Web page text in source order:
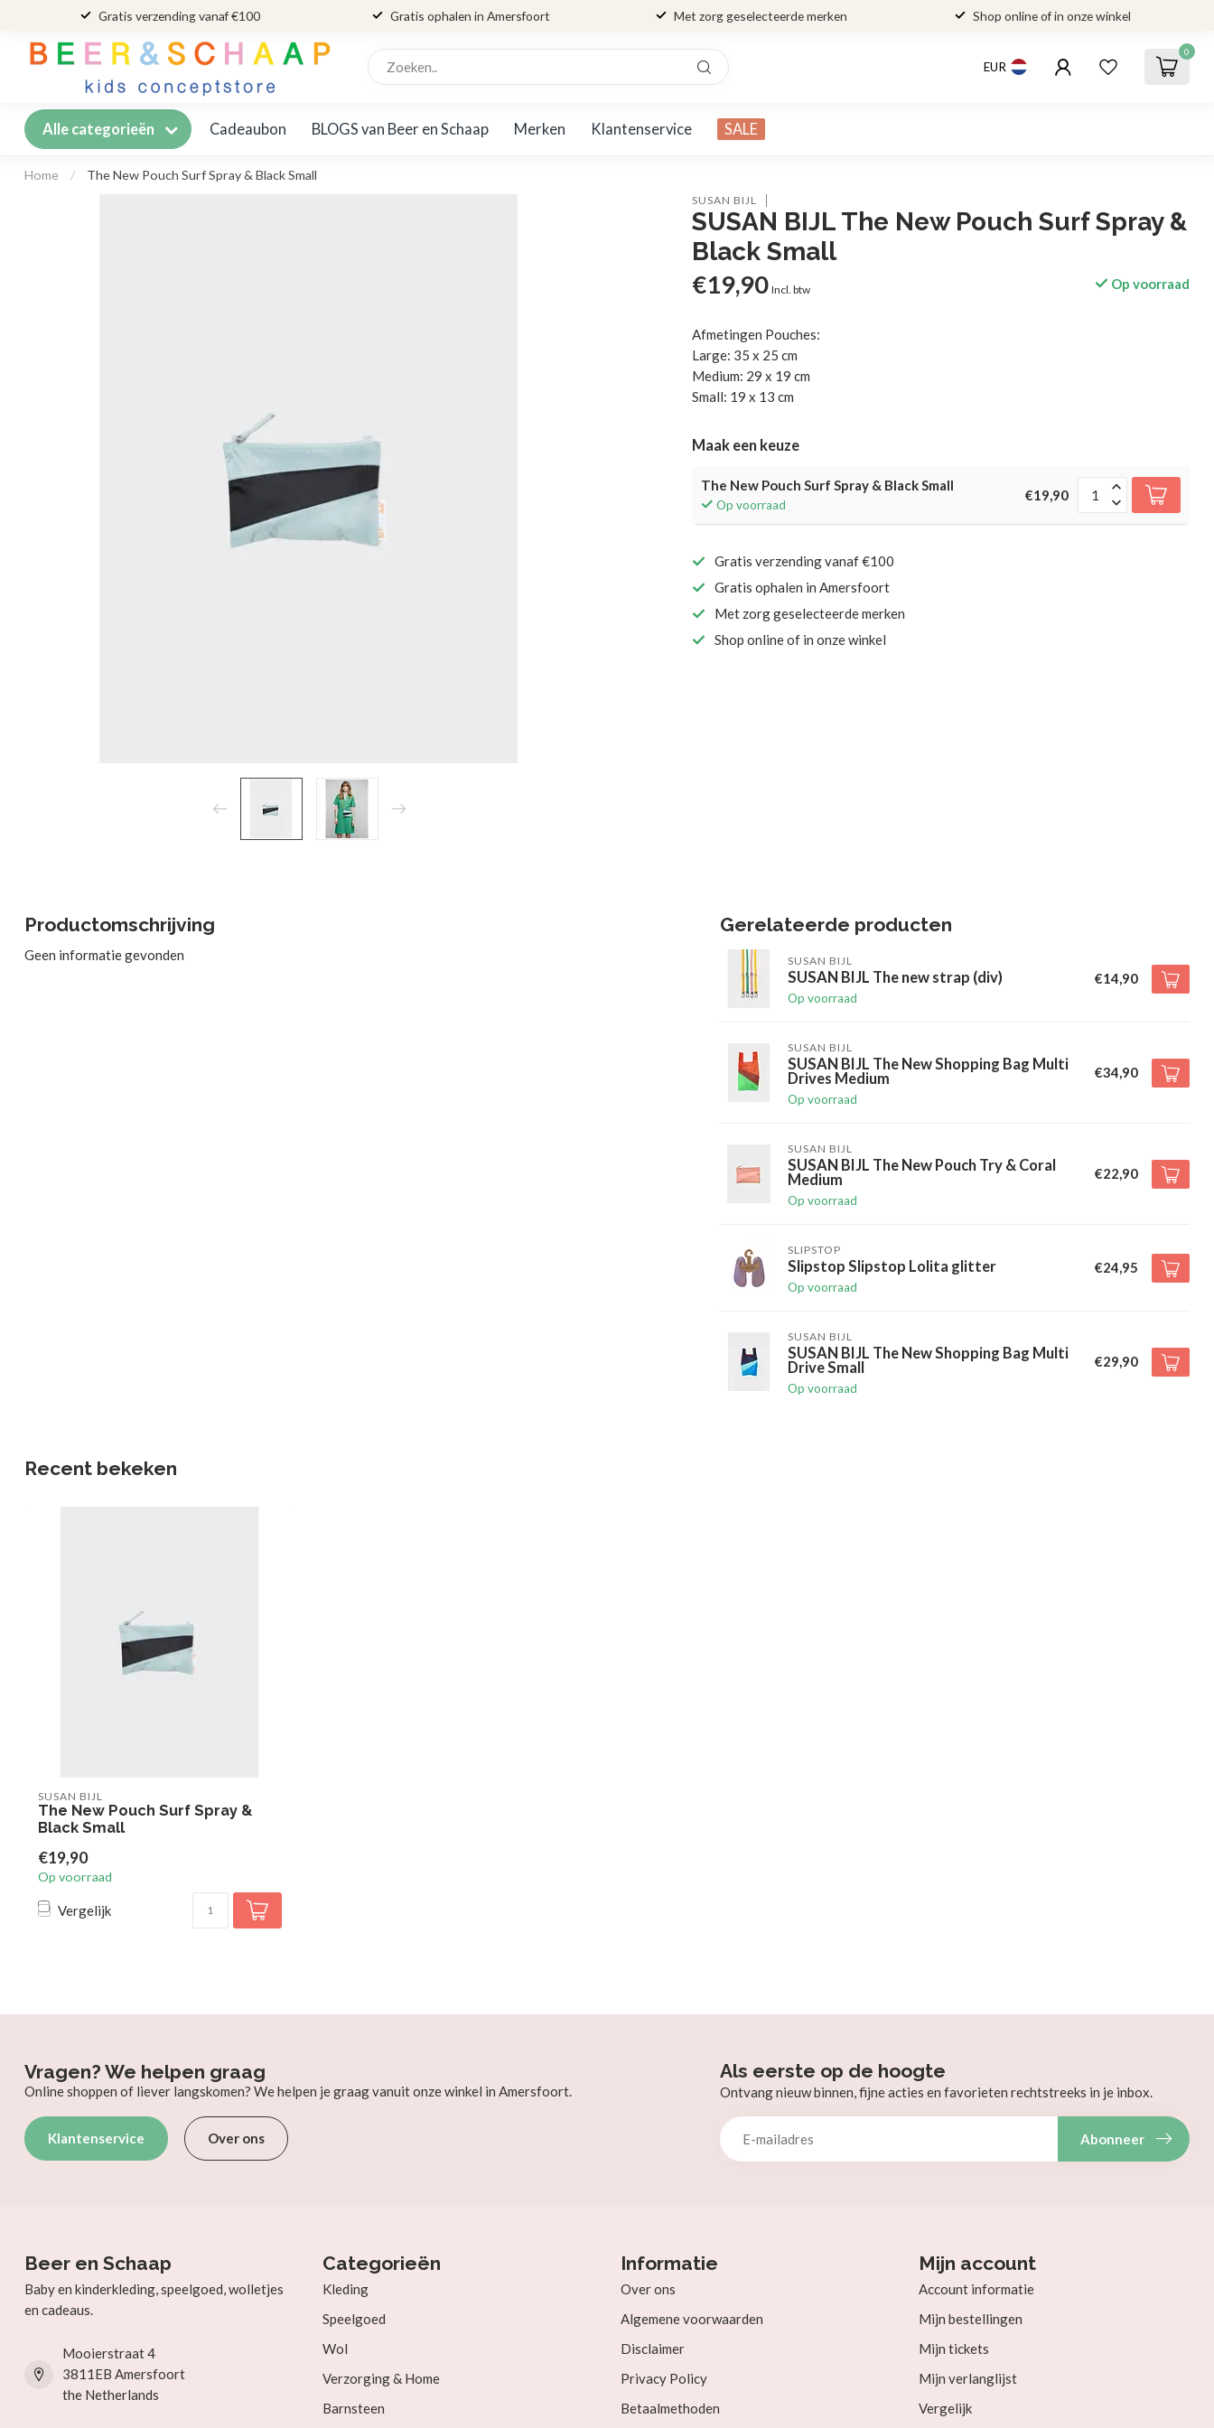
Gratis verzending vanaf €100 Gratis ophalen in Amersfoort Met zorg geselecteerde merken Shop online of in onze winkel
EUR
0
Alle categorieën Cadeaubon BLOGS van Beer en Schaap Merken Klantenservice SALE
Home / The New Pouch Surf Spray & Black Small
SUSAN BIJL
SUSAN BIJL The New Pouch Surf Spray &
Black Small
€19,90 Incl. btw Op voorraad
Afmetingen Pouches:
Large: 35 x 25 cm
Medium: 29 x 19 cm
Small: 19 x 13 cm
Maak een keuze
The New Pouch Surf Spray & Black Small
Op voorraad
€19,90
Gratis verzending vanaf €100
Gratis ophalen in Amersfoort
Met zorg geselecteerde merken
Shop online of in onze winkel
Productomschrijving
Geen informatie gevonden
Gerelateerde producten
SUSAN BIJL
SUSAN BIJL The new strap (div)
Op voorraad
€14,90
SUSAN BIJL
SUSAN BIJL The New Shopping Bag Multi
Drives Medium
Op voorraad
€34,90
SUSAN BIJL
SUSAN BIJL The New Pouch Try & Coral
Medium
Op voorraad
€22,90
SLIPSTOP
Slipstop Slipstop Lolita glitter
Op voorraad
€24,95
SUSAN BIJL
SUSAN BIJL The New Shopping Bag Multi
Drive Small
Op voorraad
€29,90
Recent bekeken
SUSAN BIJL
The New Pouch Surf Spray &
Black Small
€19,90
Op voorraad
Vergelijk
Vragen? We helpen graag
Online shoppen of liever langskomen? We helpen je graag vanuit onze winkel in Amersfoort.
Klantenservice Over ons
Als eerste op de hoogte
Ontvang nieuw binnen, fijne acties en favorieten rechtstreeks in je inbox.
Abonneer
Beer en Schaap
Baby en kinderkleding, speelgoed, wolletjes
en cadeaus.
Mooierstraat 4
3811EB Amersfoort
the Netherlands
Categorieën
Kleding
Speelgoed
Wol
Verzorging & Home
Barnsteen
Informatie
Over ons
Algemene voorwaarden
Disclaimer
Privacy Policy
Betaalmethoden
Mijn account
Account informatie
Mijn bestellingen
Mijn tickets
Mijn verlanglijst
Vergelijk